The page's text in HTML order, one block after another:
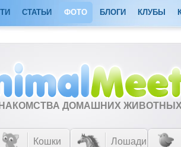
СТАТЬИ ФОТО БЛОГИ КЛУБЫ
ДОМАШНИХ
Кошки Лошади